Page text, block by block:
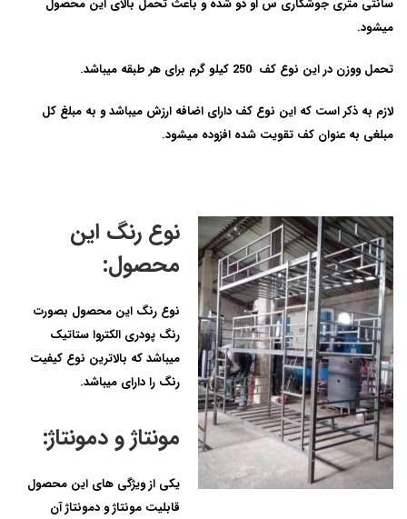
سانتی متری جوشکاری س او دو شده و باعث تحمل بالای این محصول
میشود.
تحمل ووزن در این نوع کف 250 کیلو گرم برای هر طبقه میباشد.
لازم به ذکر است که این نوع کف دارای اضافه ارزش میباشد و به مبلغ کل
مبلغی به عنوان کف تقویت شده افزوده میشود.
نوع رنگ این
محصول:
نوع رنگ این محصول بصورت
رنگ پودری الکتروا ستاتیک
میباشد که بالاترین نوع کیفیت
رنگ را دارای میباشد.
مونتاژ و دمونتاژ:
یکی از ویژگی های این محصول
قابلیت مونتاژ و دمونتاژ آن